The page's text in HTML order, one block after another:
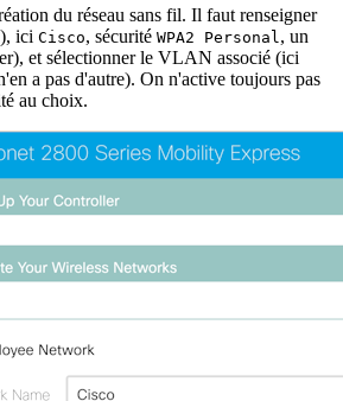
du réseau sans fil. Il faut renseigner
ici Cisco, sécurité WPA2 Personal, un
et sélectionner le VLAN associé (ici
a pas d'autre). On n'active toujours pas
au choix.